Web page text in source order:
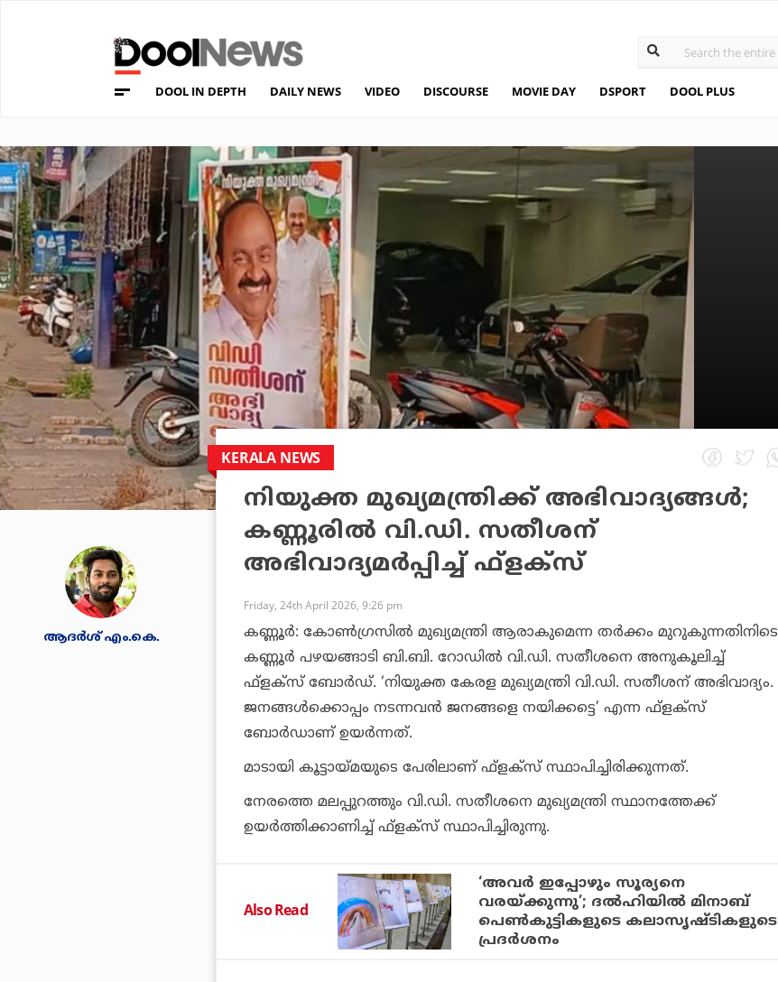
DOOL IN DEPTH DAILY NEWS VIDEO DISCOURSE MOVIE DAY DSPORT DOOL PLUS
ആദർശ് എം.കെ.
KERALA NEWS
നിയുക്ത മുഖ്യമന്ത്രിക്ക് അഭിവാദ്യങ്ങള്‍;
കണ്ണൂരില്‍ വി.ഡി. സതീശന്
അഭിവാദ്യമര്‍പ്പിച്ച് ഫ്‌ളക്‌സ്
Friday, 24th April 2026, 9:26 pm
കണ്ണൂര്‍: കോണ്‍ഗ്രസില്‍ മുഖ്യമന്ത്രി ആരാകുമെന്ന തര്‍ക്കം മുറുകുന്നതിനിടെ
കണ്ണൂര്‍ പഴയങ്ങാടി ബി.ബി. റോഡില്‍ വി.ഡി. സതീശനെ അനുകൂലിച്ച്
ഫ്ളക്സ് ബോര്‍ഡ്. ‘നിയുക്ത കേരള മുഖ്യമന്ത്രി വി.ഡി. സതീശന് അഭിവാദ്യം.
ജനങ്ങള്‍ക്കൊപ്പം നടന്നവന്‍ ജനങ്ങളെ നയിക്കട്ടെ’ എന്ന ഫ്‌ളക്‌സ്
ബോര്‍ഡാണ് ഉയര്‍ന്നത്.
മാടായി കൂട്ടായ്മയുടെ പേരിലാണ് ഫ്ളക്സ് സ്ഥാപിച്ചിരിക്കുന്നത്.
നേരത്തെ മലപ്പുറത്തും വി.ഡി. സതീശനെ മുഖ്യമന്ത്രി സ്ഥാനത്തേക്ക്
ഉയര്‍ത്തിക്കാണിച്ച് ഫ്ളക്സ് സ്ഥാപിച്ചിരുന്നു.
Also Read
‘അവര്‍ ഇപ്പോഴും സൂര്യനെ
വരയ്ക്കുന്നു’; ദല്‍ഹിയില്‍ മിനാബ്
പെണ്‍കുട്ടികളുടെ കലാസൃഷ്ടികളുടെ
പ്രദര്‍ശനം